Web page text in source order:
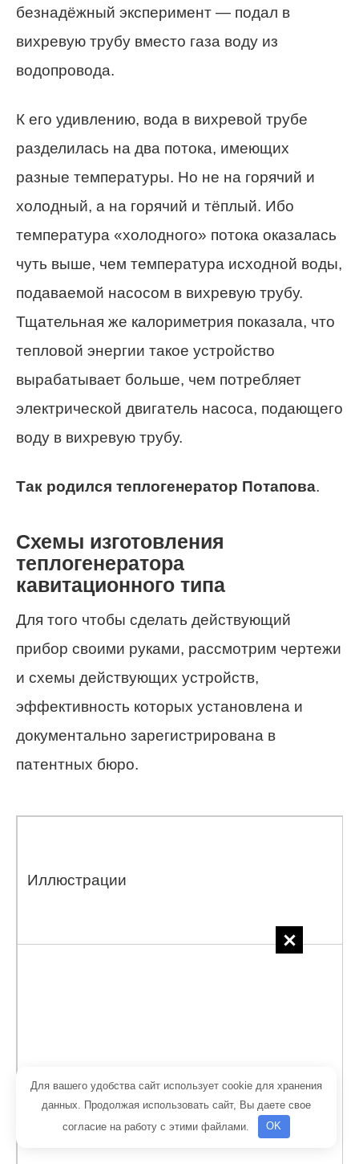
безнадёжный эксперимент — подал в
вихревую трубу вместо газа воду из
водопровода.
К его удивлению, вода в вихревой трубе
разделилась на два потока, имеющих
разные температуры. Но не на горячий и
холодный, а на горячий и тёплый. Ибо
температура «холодного» потока оказалась
чуть выше, чем температура исходной воды,
подаваемой насосом в вихревую трубу.
Тщательная же калориметрия показала, что
тепловой энергии такое устройство
вырабатывает больше, чем потребляет
электрической двигатель насоса, подающего
воду в вихревую трубу.
Так родился теплогенератор Потапова.
Схемы изготовления
теплогенератора
кавитационного типа
Для того чтобы сделать действующий
прибор своими руками, рассмотрим чертежи
и схемы действующих устройств,
эффективность которых установлена и
документально зарегистрирована в
патентных бюро.
Иллюстрации
Для вашего удобства сайт использует cookie для хранения
данных. Продолжая использовать сайт, Вы даете свое
согласие на работу с этими файлами.
OK